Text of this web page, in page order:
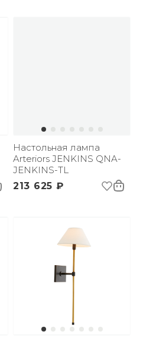
Настольная лампа
Arteriors JENKINS QNA-
JENKINS-TL
213 625 ₽